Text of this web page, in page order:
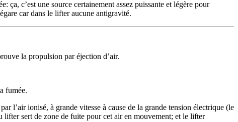
c’est une source certainement assez puissante et légère pour
car dans le lifter aucune antigravité.
la propulsion par éjection d’air.
fumée.
l’air ionisé, à grande vitesse à cause de la grande tension électrique (le
lifter sert de zone de fuite pour cet air en mouvement; et le lifter